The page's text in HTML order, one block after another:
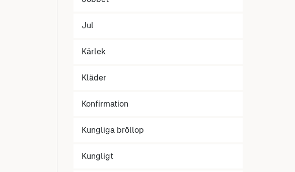
Jul
Kärlek
Kläder
Konfirmation
Kungliga bröllop
Kungligt